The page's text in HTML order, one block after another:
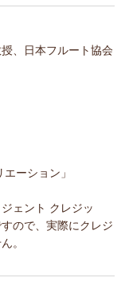
、日本フルート協会
ーション」
ェント クレジッ
ので、実際にクレジ
。